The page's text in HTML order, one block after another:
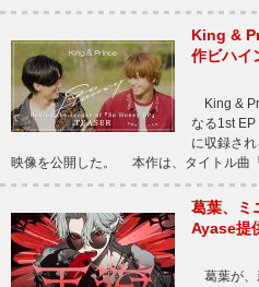
King &
作ビハイ
King &
なる1st
に収録さ
映像を公開した。 本作は、タイトル曲
葛葉、ミ
Ayase提
葛葉が、